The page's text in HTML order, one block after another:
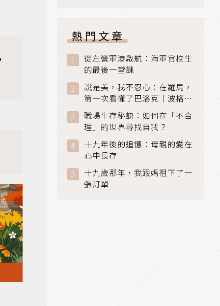
熱門文章
從左營軍港啟航：海軍官校生
的最後一堂課
說是美，我不忍心：在羅馬，
第一次看懂了巴洛克｜波格賽
美術館 (Galleria Borghese)
｜義大利 羅馬
職場生存秘訣：如何在「不合
理」的世界尋找自我？
十九年後的追憶：母親的愛在
心中長存
十九歲那年，我跟媽祖下了一
張訂單